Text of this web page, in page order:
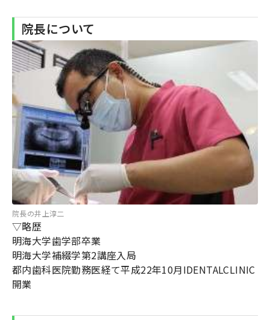
院長について
院長の井上淳二
▽略歴
明海大学歯学部卒業
明海大学補綴学第2講座入局
都内歯科医院勤務医経て平成22年10月IDENTALCLINIC
開業